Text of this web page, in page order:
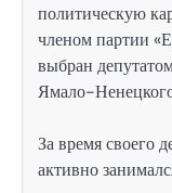
политическую
членом партии
выбран
Ямало-
За время своего
активно